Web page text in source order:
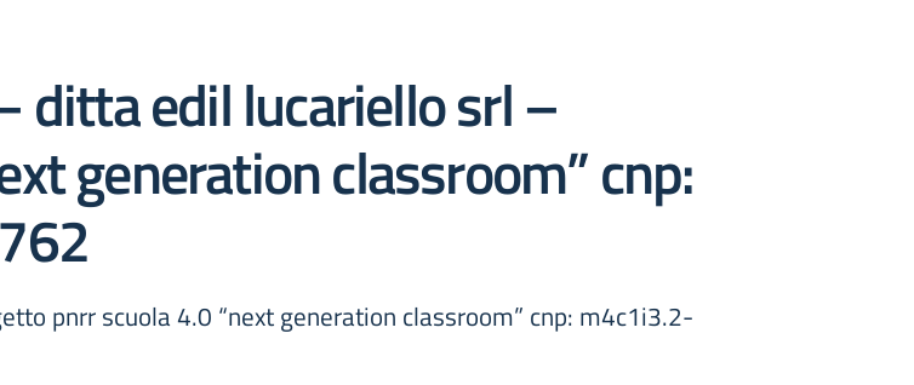
ditta edil lucariello srl –
generation classroom” cnp:
pnrr scuola 4.0 “next generation classroom” cnp: m4c1i3.2-